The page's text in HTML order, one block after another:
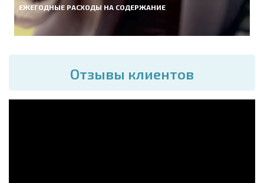
ЕЖЕГОДНЫЕ РАСХОДЫ НА СОДЕРЖАНИЕ
Отзывы клиентов